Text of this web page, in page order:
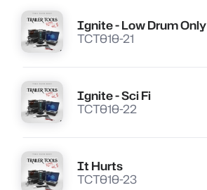
Lire
Ignite - Low Drum Only
TCT010-21
Lire
Ignite - Sci Fi
TCT010-22
Lire
It Hurts
TCT010-23